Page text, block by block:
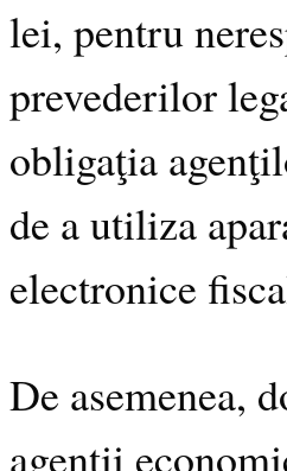
lei, pentru
prevederilor
obligaţia
de a utiliza
electronice
De asemenea,
agenții